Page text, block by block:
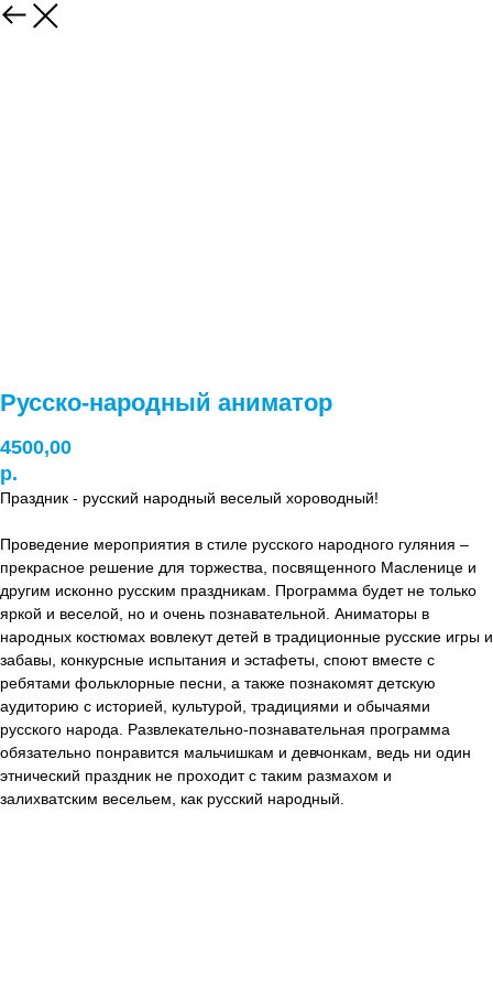
Русско-народный аниматор
4500,00
р.
Праздник - русский народный веселый хороводный!
Проведение мероприятия в стиле русского народного гуляния –
прекрасное решение для торжества, посвященного Масленице и
другим исконно русским праздникам. Программа будет не только
яркой и веселой, но и очень познавательной. Аниматоры в
народных костюмах вовлекут детей в традиционные русские игры и
забавы, конкурсные испытания и эстафеты, споют вместе с
ребятами фольклорные песни, а также познакомят детскую
аудиторию с историей, культурой, традициями и обычаями
русского народа. Развлекательно-познавательная программа
обязательно понравится мальчишкам и девчонкам, ведь ни один
этнический праздник не проходит с таким размахом и
залихватским весельем, как русский народный.